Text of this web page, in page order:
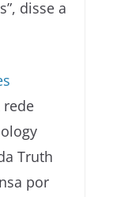
disse a
rede
Truth
por